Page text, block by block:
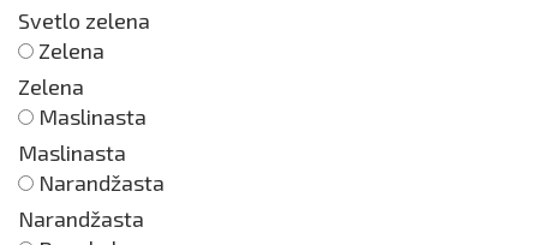
Svetlo zelena
Zelena
Zelena
Maslinasta
Maslinasta
Narandžasta
Narandžasta